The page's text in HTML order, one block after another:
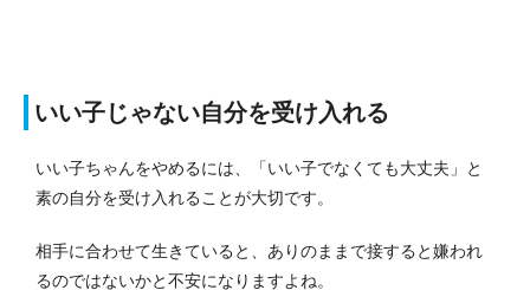
いい子じゃない自分を受け入れる
いい子ちゃんをやめるには、「いい子でなくても大丈夫」と
素の自分を受け入れることが大切です。
相手に合わせて生きていると、ありのままで接すると嫌われ
るのではないかと不安になりますよね。